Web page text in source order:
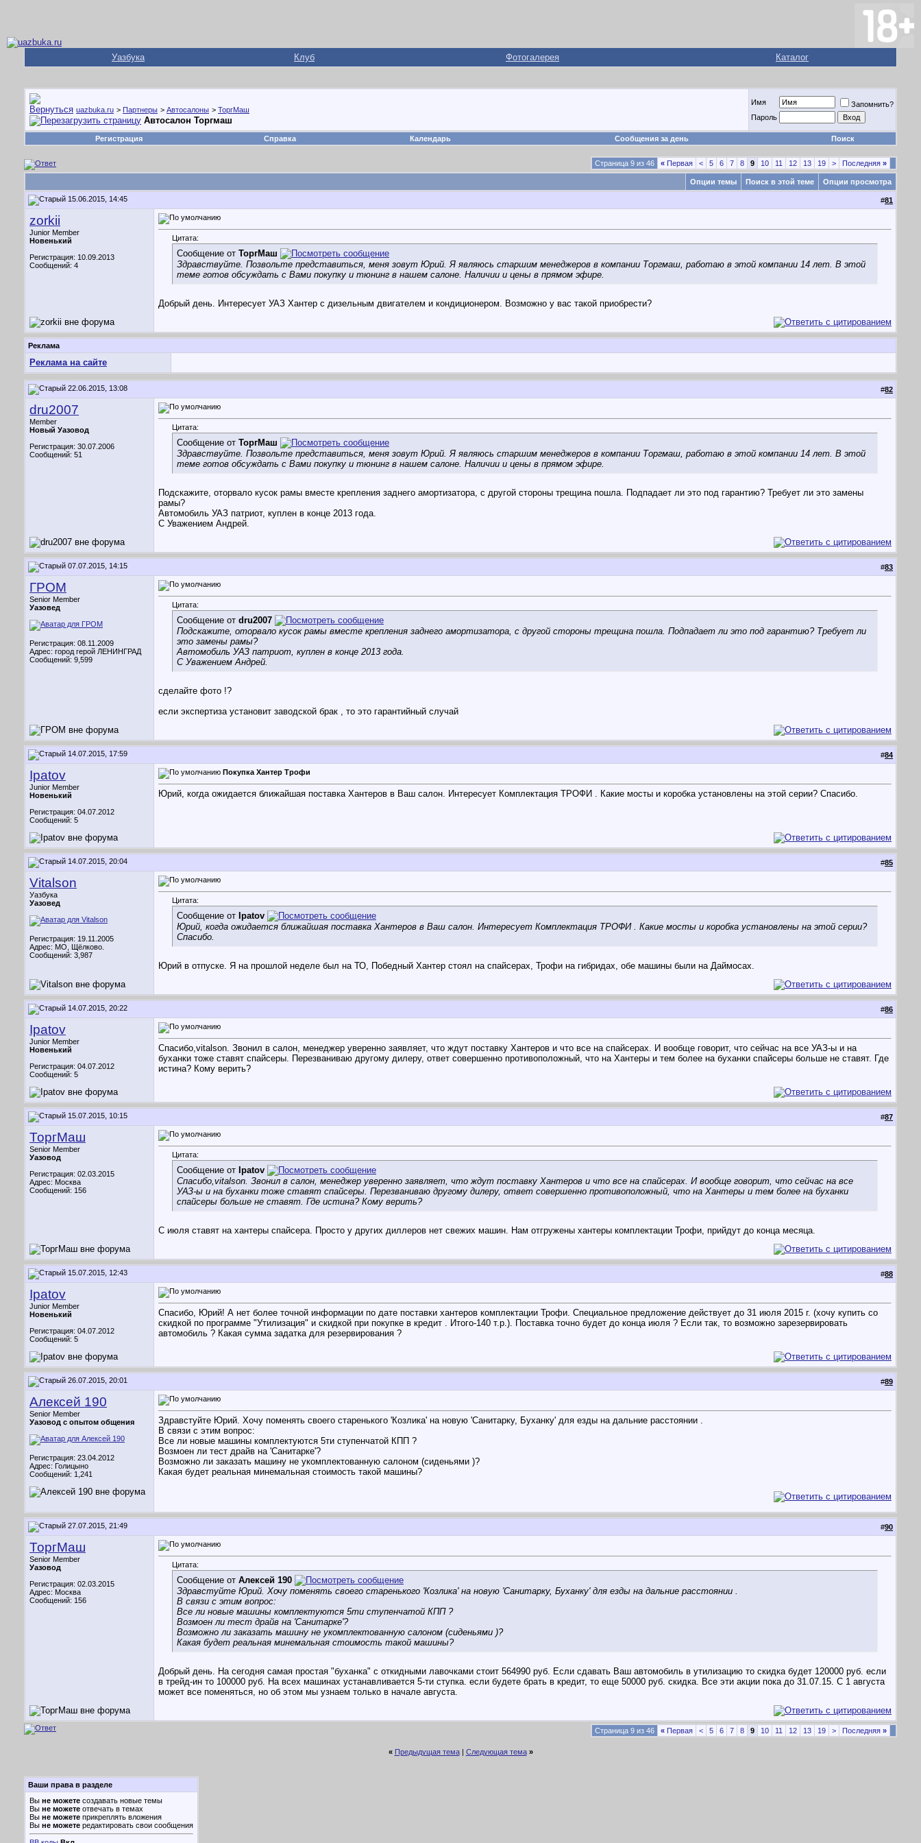
Уазбука Клуб Фотогалерея Каталог
uazbuka.ru > Партнеры > Автосалоны > ТоргМаш
Автосалон Торгмаш
Имя
Запомнить?
Пароль
Регистрация Справка Календарь Сообщения за день Поиск
Страница 9 из 46 « Первая < 5 6 7 8 9 10 11 12 13 19 > Последняя »
Опции темы Поиск в этой теме Опции просмотра
15.06.2015, 14:45 #81
zorkii
Junior Member
Новенький
Регистрация: 10.09.2013
Сообщений: 4
Цитата:
Сообщение от ТоргМаш
Здравствуйте. Позвольте представиться, меня зовут Юрий. Я являюсь старшим менеджеров в компании Торгмаш, работаю в этой компании 14 лет. В этой
теме готов обсуждать с Вами покупку и тюнинг в нашем салоне. Наличии и цены в прямом эфире.
Добрый день. Интересует УАЗ Хантер с дизельным двигателем и кондиционером. Возможно у вас такой приобрести?
Реклама
Реклама на сайте
22.06.2015, 13:08 #82
dru2007
Member
Новый Уазовод
Регистрация: 30.07.2006
Сообщений: 51
Цитата:
Сообщение от ТоргМаш
Здравствуйте. Позвольте представиться, меня зовут Юрий. Я являюсь старшим менеджеров в компании Торгмаш, работаю в этой компании 14 лет. В этой
теме готов обсуждать с Вами покупку и тюнинг в нашем салоне. Наличии и цены в прямом эфире.
Подскажите, оторвало кусок рамы вместе крепления заднего амортизатора, с другой стороны трещина пошла. Подпадает ли это под гарантию? Требует ли это замены
рамы?
Автомобиль УАЗ патриот, куплен в конце 2013 года.
С Уважением Андрей.
07.07.2015, 14:15 #83
ГРОМ
Senior Member
Уазовед
Регистрация: 08.11.2009
Адрес: город герой ЛЕНИНГРАД
Сообщений: 9,599
Цитата:
Сообщение от dru2007
Подскажите, оторвало кусок рамы вместе крепления заднего амортизатора, с другой стороны трещина пошла. Подпадает ли это под гарантию? Требует ли
это замены рамы?
Автомобиль УАЗ патриот, куплен в конце 2013 года.
С Уважением Андрей.
сделайте фото !?
если экспертиза установит заводской брак , то это гарантийный случай
14.07.2015, 17:59 #84
Ipatov
Junior Member
Новенький
Регистрация: 04.07.2012
Сообщений: 5
Покупка Хантер Трофи
Юрий, когда ожидается ближайшая поставка Хантеров в Ваш салон. Интересует Комплектация ТРОФИ . Какие мосты и коробка установлены на этой серии? Спасибо.
14.07.2015, 20:04 #85
Vitalson
Уазбука
Уазовед
Регистрация: 19.11.2005
Адрес: МО, Щёлково.
Сообщений: 3,987
Цитата:
Сообщение от Ipatov
Юрий, когда ожидается ближайшая поставка Хантеров в Ваш салон. Интересует Комплектация ТРОФИ . Какие мосты и коробка установлены на этой серии?
Спасибо.
Юрий в отпуске. Я на прошлой неделе был на ТО, Победный Хантер стоял на спайсерах, Трофи на гибридах, обе машины были на Даймосах.
14.07.2015, 20:22 #86
Ipatov
Junior Member
Новенький
Регистрация: 04.07.2012
Сообщений: 5
Спасибо,vitalson. Звонил в салон, менеджер уверенно заявляет, что ждут поставку Хантеров и что все на спайсерах. И вообще говорит, что сейчас на все УАЗ-ы и на
буханки тоже ставят спайсеры. Перезваниваю другому дилеру, ответ совершенно противоположный, что на Хантеры и тем более на буханки спайсеры больше не ставят. Где
истина? Кому верить?
15.07.2015, 10:15 #87
ТоргМаш
Senior Member
Уазовод
Регистрация: 02.03.2015
Адрес: Москва
Сообщений: 156
Цитата:
Сообщение от Ipatov
Спасибо,vitalson. Звонил в салон, менеджер уверенно заявляет, что ждут поставку Хантеров и что все на спайсерах. И вообще говорит, что сейчас на все
УАЗ-ы и на буханки тоже ставят спайсеры. Перезваниваю другому дилеру, ответ совершенно противоположный, что на Хантеры и тем более на буханки
спайсеры больше не ставят. Где истина? Кому верить?
C июля ставят на хантеры спайсера. Просто у других диллеров нет свежих машин. Нам отгружены хантеры комплектации Трофи, прийдут до конца месяца.
15.07.2015, 12:43 #88
Ipatov
Junior Member
Новенький
Регистрация: 04.07.2012
Сообщений: 5
Спасибо, Юрий! А нет более точной информации по дате поставки хантеров комплектации Трофи. Специальное предложение действует до 31 июля 2015 г. (хочу купить со
скидкой по программе "Утилизация" и скидкой при покупке в кредит . Итого-140 т.р.). Поставка точно будет до конца июля ? Если так, то возможно зарезервировать
автомобиль ? Какая сумма задатка для резервирования ?
26.07.2015, 20:01 #89
Алексей 190
Senior Member
Уазовод с опытом общения
Регистрация: 23.04.2012
Адрес: Голицыно
Сообщений: 1,241
Здравстуйте Юрий. Хочу поменять своего старенького 'Козлика' на новую 'Санитарку, Буханку' для езды на дальние расстоянии .
В связи с этим вопрос:
Все ли новые машины комплектуются 5ти ступенчатой КПП ?
Возмоен ли тест драйв на 'Санитарке'?
Возможно ли заказать машину не укомплектованную салоном (сиденьями )?
Какая будет реальная минемальная стоимость такой машины?
27.07.2015, 21:49 #90
ТоргМаш
Senior Member
Уазовод
Регистрация: 02.03.2015
Адрес: Москва
Сообщений: 156
Цитата:
Сообщение от Алексей 190
Здравстуйте Юрий. Хочу поменять своего старенького 'Козлика' на новую 'Санитарку, Буханку' для езды на дальние расстоянии .
В связи с этим вопрос:
Все ли новые машины комплектуются 5ти ступенчатой КПП ?
Возмоен ли тест драйв на 'Санитарке'?
Возможно ли заказать машину не укомплектованную салоном (сиденьями )?
Какая будет реальная минемальная стоимость такой машины?
Добрый день. На сегодня самая простая "буханка" с откидными лавочками стоит 564990 руб. Если сдавать Ваш автомобиль в утилизацию то скидка будет 120000 руб. если
в трейд-ин то 100000 руб. На всех машинах устанавливается 5-ти ступка. если будете брать в кредит, то еще 50000 руб. скидка. Все эти акции пока до 31.07.15. С 1 августа
может все поменяться, но об этом мы узнаем только в начале августа.
Страница 9 из 46 « Первая < 5 6 7 8 9 10 11 12 13 19 > Последняя »
« Предыдущая тема| Следующая тема »
Ваши права в разделе
Вы не можете создавать новые темы
Вы не можете отвечать в темах
Вы не можете прикреплять вложения
Вы не можете редактировать свои сообщения